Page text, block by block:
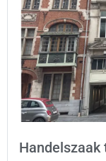
Handelszaak